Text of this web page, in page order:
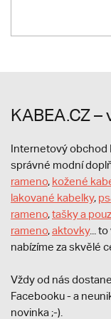
KABEA.CZ
Internetový obchod
správné modní
rameno, kožené
lakované kabelky,
rameno,tašky a
rameno,aktovky...
nabízíme za skvělé
Vždy od nás
Facebooku - a
novinka ;-).